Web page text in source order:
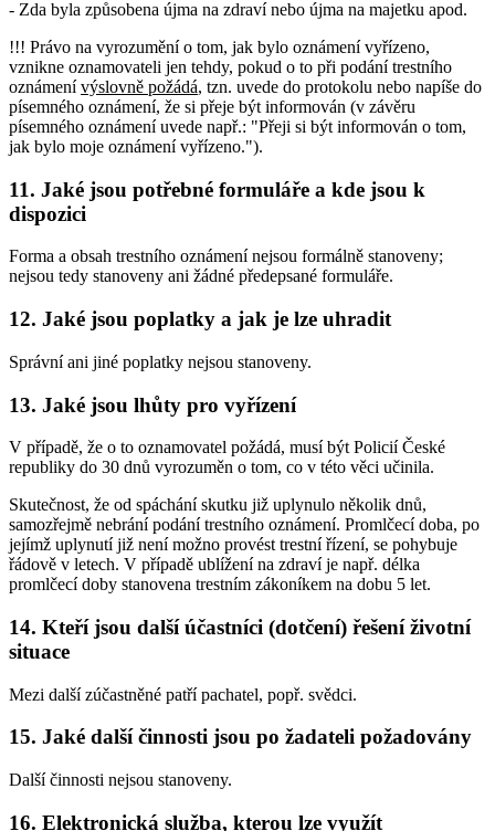
- Zda byla způsobena újma na zdraví nebo újma na majetku apod.
!!! Právo na vyrozumění o tom, jak bylo oznámení vyřízeno,
vznikne oznamovateli jen tehdy, pokud o to při podání trestního
oznámenívýslovně požádá, tzn. uvede do protokolu nebo napíše do
písemného oznámení, že si přeje být informován (v závěru
písemného oznámení uvede např.: "Přeji si být informován o tom,
jak bylo moje oznámení vyřízeno.").
11. Jaké jsou potřebné formuláře a kde jsou k
dispozici
Forma a obsah trestního oznámení nejsou formálně stanoveny;
nejsou tedy stanoveny ani žádné předepsané formuláře.
12. Jaké jsou poplatky a jak je lze uhradit
Správní ani jiné poplatky nejsou stanoveny.
13. Jaké jsou lhůty pro vyřízení
V případě, že o to oznamovatel požádá, musí být Policií České
republiky do 30 dnů vyrozuměn o tom, co v této věci učinila.
Skutečnost, že od spáchání skutku již uplynulo několik dnů,
samozřejmě nebrání podání trestního oznámení. Promlčecí doba, po
jejímž uplynutí již není možno provést trestní řízení, se pohybuje
řádově v letech. V případě ublížení na zdraví je např. délka
promlčecí doby stanovena trestním zákoníkem na dobu 5 let.
14. Kteří jsou další účastníci (dotčení) řešení životní
situace
Mezi další zúčastněné patří pachatel, popř. svědci.
15. Jaké další činnosti jsou po žadateli požadovány
Další činnosti nejsou stanoveny.
16. Elektronická služba, kterou lze využít